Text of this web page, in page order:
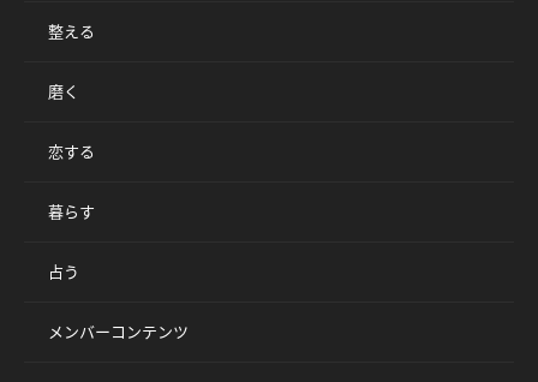
整える
磨く
恋する
暮らす
占う
メンバーコンテンツ